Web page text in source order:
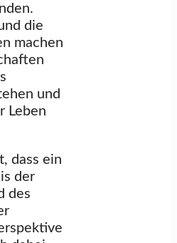
die
machen
und
Leben
dass ein
der
des